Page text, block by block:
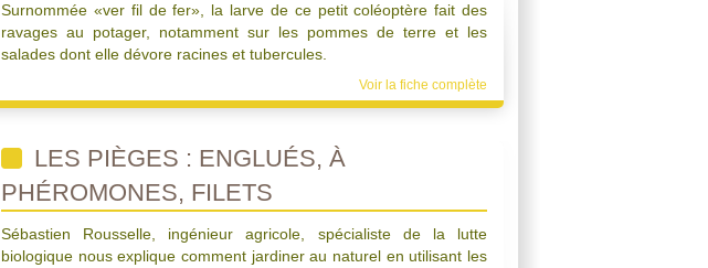
Surnommée «ver fil de fer», la larve de ce petit coléoptère fait des
ravages au potager, notamment sur les pommes de terre et les
salades dont elle dévore racines et tubercules.
Voir la fiche complète
LES PIÈGES : ENGLUÉS, À
PHÉROMONES, FILETS
Sébastien Rousselle, ingénieur agricole, spécialiste de la lutte
biologique nous explique comment jardiner au naturel en utilisant les